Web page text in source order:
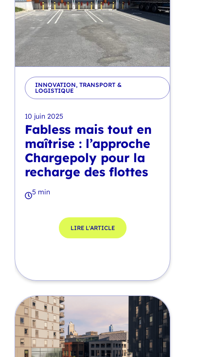
INNOVATION, TRANSPORT &
LOGISTIQUE
10 juin 2025
Fabless mais tout en
maîtrise : l’approche
Chargepoly pour la
recharge des flottes
5 min
LIRE L'ARTICLE